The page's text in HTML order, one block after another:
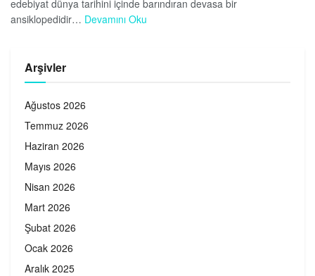
edebiyat dünya tarihini içinde barındıran devasa bir
ansiklopedidir… Devamını Oku
Arşivler
Ağustos 2026
Temmuz 2026
Haziran 2026
Mayıs 2026
Nisan 2026
Mart 2026
Şubat 2026
Ocak 2026
Aralık 2025